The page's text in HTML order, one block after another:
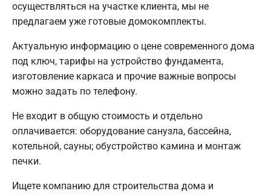
осуществляться на участке клиента, мы не
предлагаем уже готовые домокомплекты.
Актуальную информацию о цене современного дома
под ключ, тарифы на устройство фундамента,
изготовление каркаса и прочие важные вопросы
можно задать по телефону.
Не входит в общую стоимость и отдельно
оплачивается: оборудование санузла, бассейна,
котельной, сауны; обустройство камина и монтаж
печки.
Ищете компанию для строительства дома и